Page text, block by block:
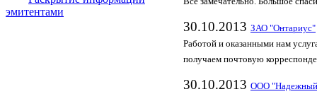
эмитентами
30.10.2013 ЗАО "Онтариус"
Работой и оказанными нам
получаем почтовую
30.10.2013 ООО